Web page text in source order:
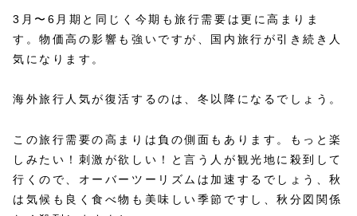
3月〜6月期と同じく今期も旅行需要は更に高まりま
す。物価高の影響も強いですが、国内旅行が引き続き人
気になります。
海外旅行人気が復活するのは、冬以降になるでしょう。
この旅行需要の高まりは負の側面もあります。もっと楽
しみたい！刺激が欲しい！と言う人が観光地に殺到して
行くので、オーバーツーリズムは加速するでしょう、秋
は気候も良く食べ物も美味しい季節ですし、秋分図関係